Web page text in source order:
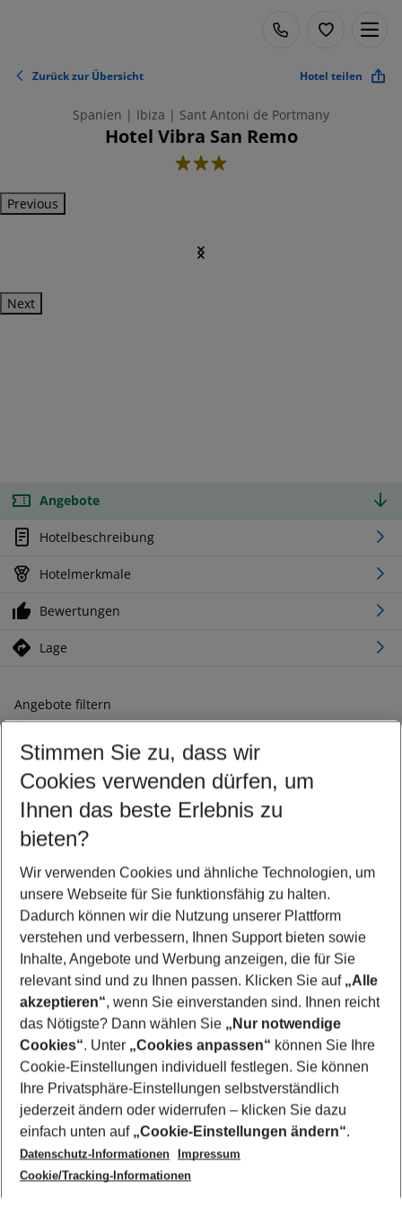
Zurück zur Übersicht Hotel teilen
Spanien | Ibiza | Sant Antoni de Portmany
Hotel Vibra San Remo
3
Previous
Next
Angebote
Hotelbeschreibung
Hotelmerkmale
Bewertungen
Lage
Angebote filtern
Ändern Sie Ihre Kriterien nach Ihren Wünschen
Abflughafen wählen
Beliebiger Abflughafen
Reisezeitraum wählen
10.08.26– 08.08.27 5-8 Nächte
2 Erwachsene Keine Kinder
Mehr Filter anzeigen
Footer
Footer navigation
Über uns
AGB
Cookie-Einstellungen ändern
Cookie-Richtlinie
Datenschutz
Service & Hilfe
Barrierefreies Reisen
Check-in
Folgen Sie uns
Stimmen Sie zu, dass wir
Cookies verwenden dürfen, um
Ihnen das beste Erlebnis zu
bieten?
Wir verwenden Cookies und ähnliche Technologien, um
unsere Webseite für Sie funktionsfähig zu halten.
Dadurch können wir die Nutzung unserer Plattform
verstehen und verbessern, Ihnen Support bieten sowie
Inhalte, Angebote und Werbung anzeigen, die für Sie
relevant sind und zu Ihnen passen. Klicken Sie auf „Alle
akzeptieren“, wenn Sie einverstanden sind. Ihnen reicht
das Nötigste? Dann wählen Sie „Nur notwendige
Cookies“. Unter „Cookies anpassen“ können Sie Ihre
Cookie-Einstellungen individuell festlegen. Sie können
Ihre Privatsphäre-Einstellungen selbstverständlich
jederzeit ändern oder widerrufen – klicken Sie dazu
einfach unten auf „Cookie-Einstellungen ändern“.
Datenschutz-Informationen
Impressum
Cookie/Tracking-Informationen